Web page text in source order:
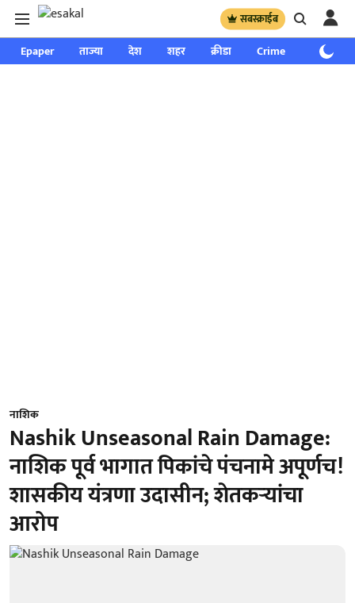
सबस्क्राईब
Epaper ताज्या देश शहर क्रीडा Crime साप्ताहिक
नाशिक
Nashik Unseasonal Rain Damage:
नाशिक पूर्व भागात पिकांचे पंचनामे अपूर्णच!
शासकीय यंत्रणा उदासीन; शेतकऱ्यांचा
आरोप